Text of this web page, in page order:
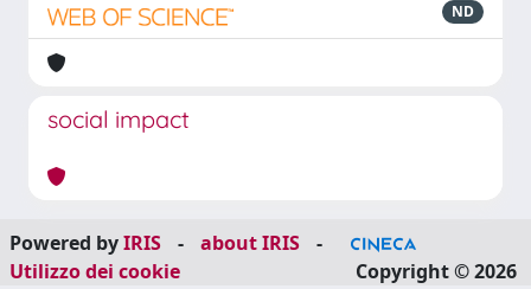
ND
social impact
Powered byIRIS - about IRIS
-
Utilizzo dei cookie
Copyright © 2026